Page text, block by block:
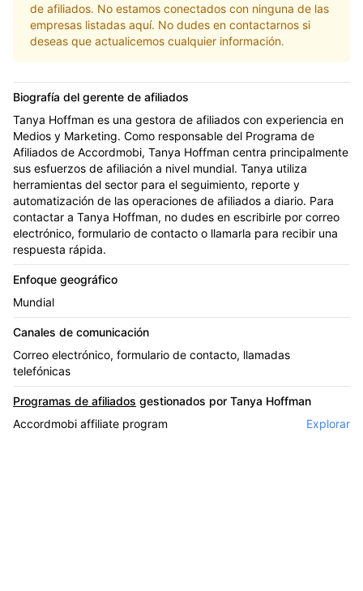
de afiliados. No estamos conectados con ninguna de las
empresas listadas aquí. No dudes en contactarnos si
deseas que actualicemos cualquier información.
Biografía del gerente de afiliados
Tanya Hoffman es una gestora de afiliados con experiencia en
Medios y Marketing. Como responsable del Programa de
Afiliados de Accordmobi, Tanya Hoffman centra principalmente
sus esfuerzos de afiliación a nivel mundial. Tanya utiliza
herramientas del sector para el seguimiento, reporte y
automatización de las operaciones de afiliados a diario. Para
contactar a Tanya Hoffman, no dudes en escribirle por correo
electrónico, formulario de contacto o llamarla para recibir una
respuesta rápida.
Enfoque geográfico
Mundial
Canales de comunicación
Correo electrónico, formulario de contacto, llamadas
telefónicas
Programas de afiliados gestionados por Tanya Hoffman
Accordmobi affiliate program
Explorar